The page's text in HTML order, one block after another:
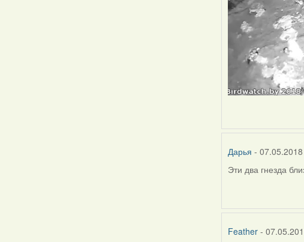
Дарья -
Эти два гнезда
Feather -